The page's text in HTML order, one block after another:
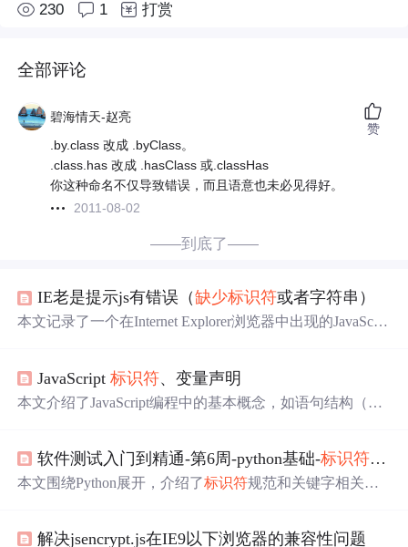
230 1 打赏
全部评论
碧海情天-赵亮
.by.class 改成 .byClass。
.class.has 改成 .hasClass 或.classHas
你这种命名不仅导致错误，而且语意也未必见得好。
2011-08-02
赞
——到底了——
IE老是提示js有错误（缺少标识符或者字符串）
本文记录了一个在Internet Explorer浏览器中出现的JavaScrip
所在，并解决了这一特殊环境下的兼容性难题。
JavaScript标识符、变量声明
本文介绍了JavaScript编程中的基本概念，如语句结构（以
值。,软件测试入门到精通-第6周-python基础-标识符+关
本文围绕Python展开，介绍了标识符规范和关键字相关知
防秃头小贴士。关键字部分，揭秘其定义、特性，介绍侦
解决jsencrypt.js在IE9以下浏览器的兼容性问题